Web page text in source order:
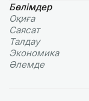
Бөлімдер
Оқиға
Саясат
Талдау
Экономика
Әлемде